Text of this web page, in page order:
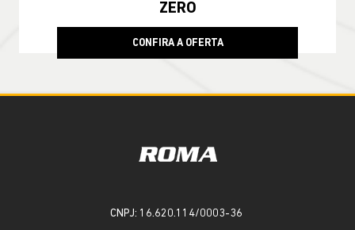
ZERO
CONFIRA A OFERTA
CNPJ: 16.620.114/0003-36